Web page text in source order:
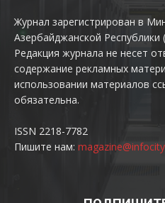
Журнал зарегистрирован в
Азербайджанской Республики
Редакция журнала не несет
содержание рекламных
использовании материалов
обязательна.
ISSN 2218-7782
Пишите нам: